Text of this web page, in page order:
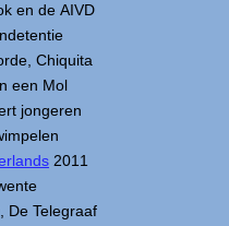
en de AIVD
Chiquita
een Mol
jongeren
2011
De Telegraaf